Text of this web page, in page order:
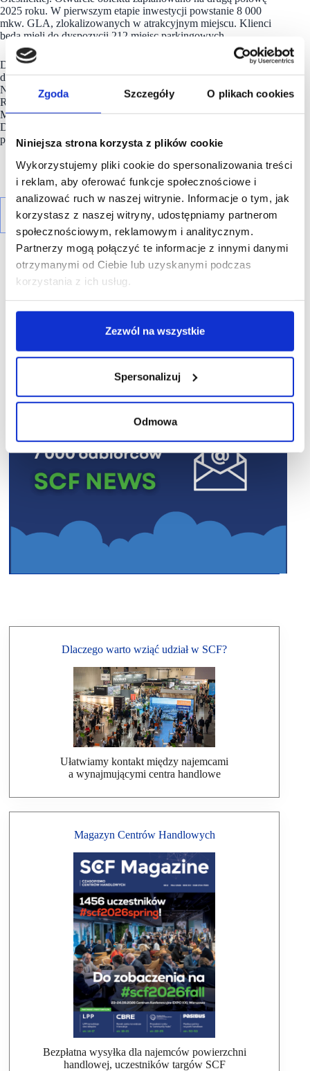
Zgoda Szczegóły O plikach cookies
Niniejsza strona korzysta z plików cookie
Wykorzystujemy pliki cookie do spersonalizowania treści
i reklam, aby oferować funkcje społecznościowe i
analizować ruch w naszej witrynie. Informacje o tym, jak
korzystasz z naszej witryny, udostępniamy partnerom
społecznościowym, reklamowym i analitycznym.
Partnerzy mogą połączyć te informacje z innymi danymi
otrzymanymi od Ciebie lub uzyskanymi podczas
korzystania z ich usług.
Zezwól na wszystkie
Spersonalizuj
Odmowa
2025 roku. W pierwszym etapie inwestycji powstanie 8 000
mkw. GLA, zlokalizowanych w atrakcyjnym miejscu. Klienci
będą mieli do dyspozycji 212 miejsc parkingowych.
Do grona najemców dołączyły właśnie trzy brandy należące
do Grupy CCC: CCC, Worldbox oraz HalfPrice. W Smart Park
Namysłów swoje sklepy otworzą również m.in.: Biedronka,
Rossmann, Empik, TEDi, Xtreme Fitness, Sinsay, Haul
Moda, MARTES SPORT, salon jubilerski oraz Świat Prasy.
Dzięki nowym umowom najmu poziom komercjalizacji obiektu
przekroczył już 95%.
Dlaczego warto wziąć udział w SCF?
Ułatwiamy kontakt między najemcami
a wynajmującymi centra handlowe
Magazyn Centrów Handlowych
Bezpłatna wysyłka dla najemców powierzchni
handlowej, uczestników targów SCF